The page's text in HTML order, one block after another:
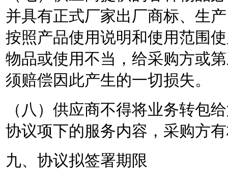
并具有正式厂家出厂商标、生
按照产品使用说明和使用范围
物品或使用不当，给采购方或
须赔偿因此产生的一切损失。
（八）供应商不得将业务转包
协议项下的服务内容，采购方
九、协议拟签署期限